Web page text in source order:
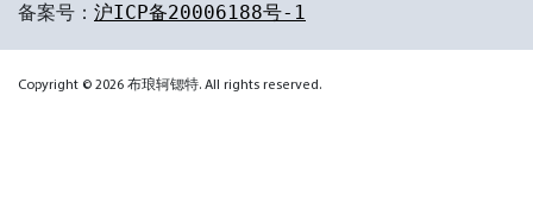
备案号： 沪ICP备20006188号-1
Copyright © 2026 布琅轲锶特. All rights reserved.